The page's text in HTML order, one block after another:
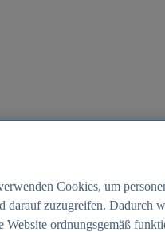
Cookies, um
darauf zuzugreifen. Dadurch
ordnungsgemäß